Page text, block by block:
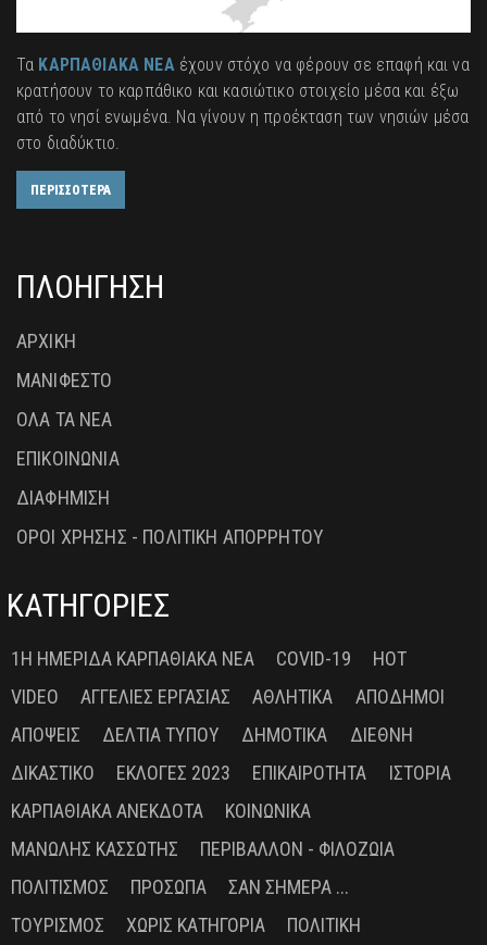
Τα ΚΑΡΠΑΘΙΑΚΑ ΝΕΑέχουν στόχο να φέρουν σε επαφή και να
κρατήσουν το καρπάθικο και κασιώτικο στοιχείο μέσα και έξω
από το νησί ενωμένα. Να γίνουν η προέκταση των νησιών μέσα
στο διαδύκτιο.
ΠΕΡΙΣΣΟΤΕΡΑ
ΠΛΟΗΓΗΣΗ
ΑΡΧΙΚΗ
ΜΑΝΙΦΕΣΤΟ
ΟΛΑ ΤΑ ΝΕΑ
ΕΠΙΚΟΙΝΩΝΙΑ
ΔΙΑΦΗΜΙΣΗ
ΟΡΟΙ ΧΡΗΣΗΣ - ΠΟΛΙΤΙΚΗ ΑΠΟΡΡΗΤΟΥ
ΚΑΤΗΓΟΡΙΕΣ
1Η ΗΜΕΡΊΔΑ ΚΑΡΠΑΘΙΑΚΆ ΝΈΑ COVID-19
HOT
VIDEO
ΑΓΓΕΛΊΕΣ ΕΡΓΑΣΊΑΣ ΑΘΛΗΤΙΚΆ
ΑΠΌΔΗΜΟΙ
ΑΠΌΨΕΙΣ
ΔΕΛΤΊΑ ΤΎΠΟΥ ΔΗΜΟΤΙΚΆ
ΔΙΕΘΝΉ
ΔΙΚΑΣΤΙΚΌ
ΕΚΛΟΓΈΣ 2023 ΕΠΙΚΑΙΡΌΤΗΤΑ
ΙΣΤΟΡΊΑ
ΚΑΡΠΑΘΙΑΚΆ ΑΝΈΚΔΟΤΑ
ΚΟΙΝΩΝΙΚΆ
ΜΑΝΏΛΗΣ ΚΑΣΣΏΤΗΣ
ΠΕΡΙΒΆΛΛΟΝ - ΦΙΛΟΖΩΊΑ
ΠΟΛΙΤΙΣΜΌΣ
ΠΡΌΣΩΠΑ
ΣΑΝ ΣΉΜΕΡΑ ...
ΤΟΥΡΙΣΜΌΣ
ΧΩΡΊΣ ΚΑΤΗΓΟΡΊΑ ΠΟΛΙΤΙΚΉ